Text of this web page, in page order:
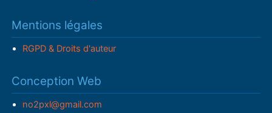
Mentions légales
RGPD & Droits d'auteur
Conception Web
no2pxl@gmail.com